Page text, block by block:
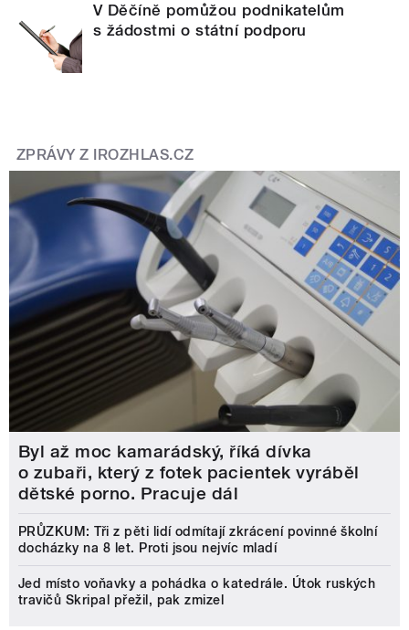
V Děčíně pomůžou podnikatelům
s žádostmi o státní podporu
ZPRÁVY Z IROZHLAS.CZ
Byl až moc kamarádský, říká dívka
o zubaři, který z fotek pacientek vyráběl
dětské porno. Pracuje dál
PRŮZKUM: Tři z pěti lidí odmítají zkrácení povinné školní
docházky na 8 let. Proti jsou nejvíc mladí
Jed místo voňavky a pohádka o katedrále. Útok ruských
travičů Skripal přežil, pak zmizel